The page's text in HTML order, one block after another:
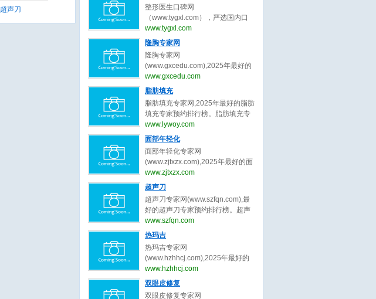
超声刀
眼修复求美者整形决策提出最真实
的眼修复医美评价参考。做双眼皮
修复前，先上双眼皮修复医生口碑
网。
整形医生口碑网
（www.tygxl.com），严选国内口
碑最好的整形医生，收集全网最真
实的关于整形医生、整容医生的最
出最真实的医美评价参考。整容
前，先上整形医生口碑网
www.tygxl.com
隆胸专家网
隆胸专家网
(www.gxcedu.com),2025年最好的
隆胸专家预约排行榜。隆胸专家
网，提供,许扬滨,李胜旭,郑志芳,林
巍,王明利等关于隆胸的专家和信
息。预约咨询微信：
bianmei0528。隆胸是指通过医学
或非医学手段增大乳房体积、改善
胸部形态的外科整形技术，隆胸旨
在塑造更符合审美标准的身体曲线
并提升女性自信‌。隆胸的‌医学范
畴‌：隆胸属于医美手术，隆胸主要
针对乳房发育不良、扁平或松弛下
垂等问题，通过植入假体或移植自
体组织实现胸部形态优化‌。‌隆胸目
的‌：隆胸可以改善身体比例，增强
女性特征，满足心理及社交需
求‌。
www.gxcedu.com
脂肪填充
脂肪填充专家网,2025年最好的脂肪
填充专家预约排行榜。脂肪填充专
家网，提供,曹孟君,汪新伟,刘李娜,
刘冲,李建锐,程辰,王志强,王东,鲁峰,
息。预约咨询微信：
bianmei0528。脂肪填充（自体脂
肪移植）是一种通过将自身脂肪组
织移植到需要填充的部位，以达到
塑形、修复凹陷或改善外观的美容
手术。脂肪填充是一种利用自体脂
肪移植技术，将身体其他部位（如
腹部、大腿、臀部）的脂肪抽取、
处理后，注射到需要填充的部位
（如面部、胸部、臀部等），以改
善形态、增加体积或修复缺损。脂
肪填充的手术过程为：脂肪提取、
脂肪处理、脂肪注射。脂肪填充存
活率不稳定：部分脂肪细胞可能无
www.lywoy.com
面部年轻化
面部年轻化专家网
(www.zjtxzx.com),2025年最好的面
部年轻化专家预约排行榜。面部年
轻化专家网，提供,杨俊,陈兵,黄寅
成,卢丙仑,蒋松林等关于面部年轻化
的专家和信息。预约咨询微信：
bianmei0528。面部年轻化是一种
通过手术或非手术手段改善面部松
弛、下垂等问题，使面部轮廓更加
紧致、年轻化的美容技术。它主要
针对因年龄增长、胶原蛋白流失、
脂肪移位等原因导致的面部皮肤松
弛、皱纹、下垂等衰老特征。面部
www.zjtxzx.com
超声刀
超声刀专家网(www.szfqn.com),最
好的超声刀专家预约排行榜。超声
刀专家网，提供,常毅,汪文娟,杨芷,
肖阳,张志宇,张静,侯明波,徐鹏2,刘
息。预约咨询微信：
bianmei0528。超声刀是一种利用
超声波能量进行手术治疗的设备，
它在医疗领域有广泛的应用。超声
刀，全称为超声切割止血刀，是一
www.szfqn.com
热玛吉
热玛吉专家网
(www.hzhhcj.com),2025年最好的
热玛吉专家预约排行榜。热玛吉专
家网，提供,王恒1,徐宇红,谢活生,夏
www.hzhhcj.com
双眼皮修复
双眼皮修复专家网